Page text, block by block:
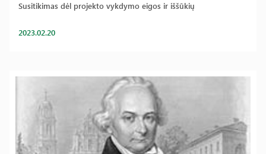
Susitikimas dėl projekto vykdymo eigos ir iššūkių
2023.02.20